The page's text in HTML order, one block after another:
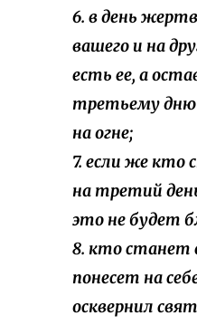
6. в день
вашего и на
есть ее, а
третьему дню
на огне;
7. если же кто
на третий
это не будет
8. кто станет
понесет на
осквернил